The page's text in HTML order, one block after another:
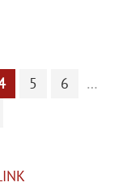
5 6
…